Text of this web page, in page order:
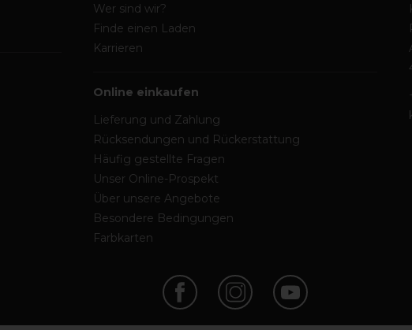
Wer sind wir?
Finde einen Laden
Karrieren
Online einkaufen
Lieferung und Zahlung
Rücksendungen und Rückerstattung
Häufig gestellte Fragen
Unser Online-Prospekt
Über unsere Angebote
Besondere Bedingungen
Farbkarten